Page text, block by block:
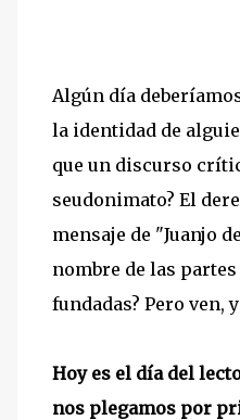
Algún día
la identidad de
que un discurso
seudonimato? El
mensaje de "Juanjo
nombre de las
fundadas? Pero ven,
Hoy es el día del
nos plegamos por